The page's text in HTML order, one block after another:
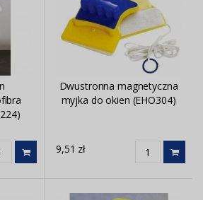
Dwustronna magnetyczna
myjka do okien (EHO304)
9,51 zł